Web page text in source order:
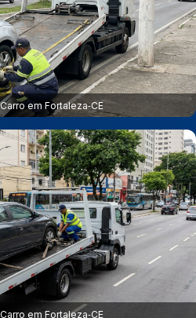
em Fortaleza‑CE
em Fortaleza‑CE